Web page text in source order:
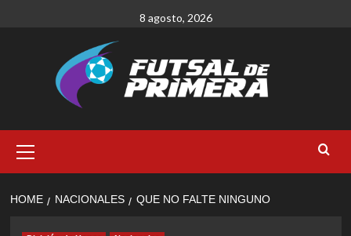
8 agosto, 2026
Menu
HOME NACIONALES QUE NO FALTE NINGUNO